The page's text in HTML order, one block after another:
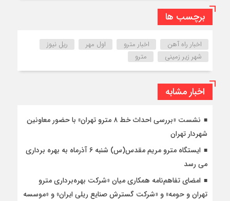
برچسب ها
اخبار راه آهن اخبار مترو اول مهر
ریل نیوز
شهر زیر زمینی
مترو
اخبار مشابه
نشست «بررسی احداث خط ۸ مترو تهران» با حضور معاونین
شهردار تهران
ایستگاه مترو مریم مقدس(س) شنبه ۶ آذرماه به بهره برداری
می رسد
امضای تفاهم‌نامه همکاری میان «شرکت بهره‌برداری مترو
تهران و حومه» و «شرکت گسترش صنایع ریلی ایران» و «موسسه